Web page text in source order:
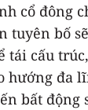
cổ đông
tuyên bố
tái cấu
hướng đa
bất động